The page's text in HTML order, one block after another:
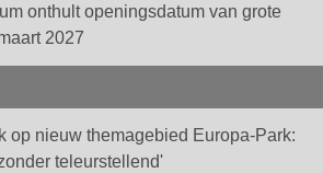
onthult openingsdatum van grote
2027
op nieuw themagebied Europa-Park:
teleurstellend'